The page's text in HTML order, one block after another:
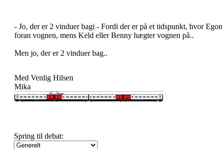
- Jo, der er 2 vinduer bagi - Fordi der er på et tidspunkt, hvor
foran vognen, mens Keld eller Benny hægter vognen på..
Men jo, der er 2 vinduer bag..
Med Venlig Hilsen
Mika
Spring til debat: